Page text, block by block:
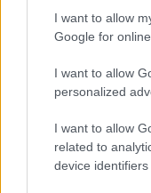
I want to allow
Google for
I want to allow
personalized
I want to allow
related to
device identifiers
különleges
sikeres előadását,